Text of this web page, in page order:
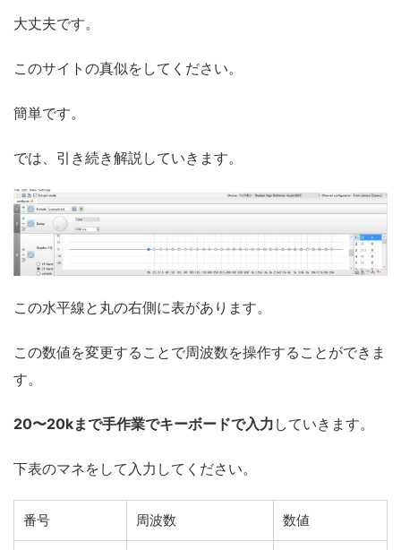
大丈夫です。
このサイトの真似をしてください。
簡単です。
では、引き続き解説していきます。
この水平線と丸の右側に表があります。
この数値を変更することで周波数を操作することができま
す。
20〜20kまで手作業でキーボードで入力 していきます。
下表のマネをして入力してください。
番号 周波数 数値